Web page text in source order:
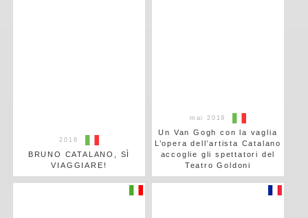
2018
BRUNO CATALANO, SÌ
VIAGGIARE!
mai 2019
Un Van Gogh con la vaglia
L’opera dell’artista Catalano
accoglie gli spettatori del
Teatro Goldoni